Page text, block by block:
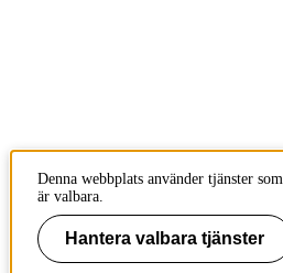
Denna webbplats använder tjänster
är valbara.
Hantera valbara tjänster